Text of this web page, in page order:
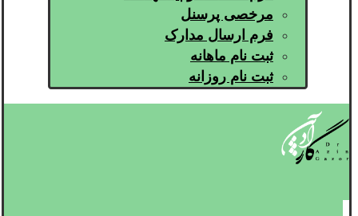
مرخصی پرسنل
فرم ارسال مدارک
ثبت نام ماهانه
ثبت نام روزانه